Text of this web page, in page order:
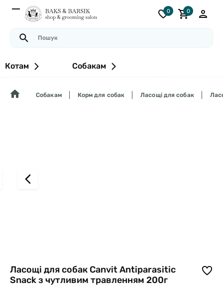
0 0
Котам Собакам
Собакам Корм для собак Ласощі для собак
Ласощі для собак Canvit Antiparasitic
Snack з чутливим травленням 200г